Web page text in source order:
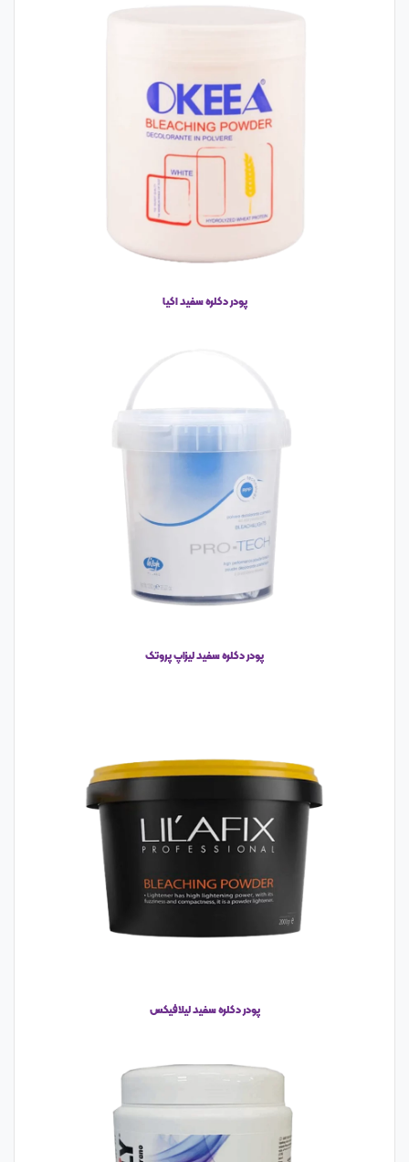
پودر دکلره سفید اکیا
پودر دکلره سفید لیزاپ پروتک
پودر دکلره سفید لیلافیکس